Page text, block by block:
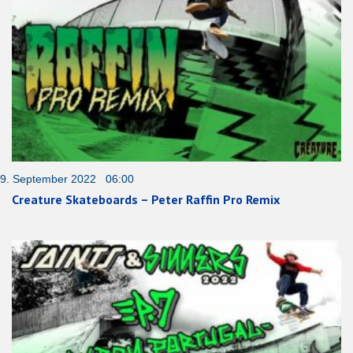
9. September 2022 06:00
Creature Skateboards – Peter Raffin Pro Remix